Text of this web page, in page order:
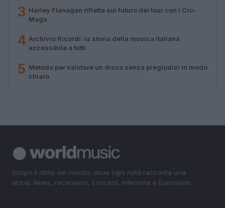
3 Harley Flanagan riflette sul futuro dei tour con i Cro-
Mags
4 Archivio Ricordi: la storia della musica italiana
accessibile a tutti
5 Metodo per valutare un disco senza pregiudizi in modo
chiaro
Scopri il ritmo del mondo, dove ogni nota racconta una
storia. News, recensioni, concerti, interviste e Eurovision.